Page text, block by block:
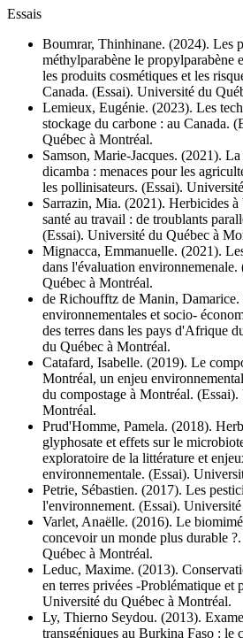
Essais
Boumrar, Thinhinane. (2024). Les
méthylparabène le propylparabène
les produits cosmétiques et les
Canada. (Essai). Université du
Lemieux, Eugénie. (2023). Les
stockage du carbone : au Canada.
Québec à Montréal.
Samson, Marie-Jacques. (2021).
dicamba : menaces pour les
les pollinisateurs. (Essai).
Sarrazin, Mia. (2021). Herbicides à
santé au travail : de troublants
(Essai). Université du Québec à
Mignacca, Emmanuelle. (2021).
dans l'évaluation
Québec à Montréal.
de Richoufftz de Manin, Damarice.
environnementales et socio-
des terres dans les pays d'Afrique
du Québec à Montréal.
Catafard, Isabelle. (2019). Le
Montréal, un enjeu
du compostage à Montréal.
Montréal.
Prud'Homme, Pamela. (2018).
glyphosate et effets sur le
exploratoire de la littérature et
environnementale. (Essai).
Petrie, Sébastien. (2017). Les
l'environnement. (Essai).
Varlet, Anaëlle. (2016). Le
concevoir un monde plus durable
Québec à Montréal.
Leduc, Maxime. (2013).
en terres privées -Problématique et
Université du Québec à Montréal.
Ly, Thierno Seydou. (2013).
transgéniques au Burkina Faso : le